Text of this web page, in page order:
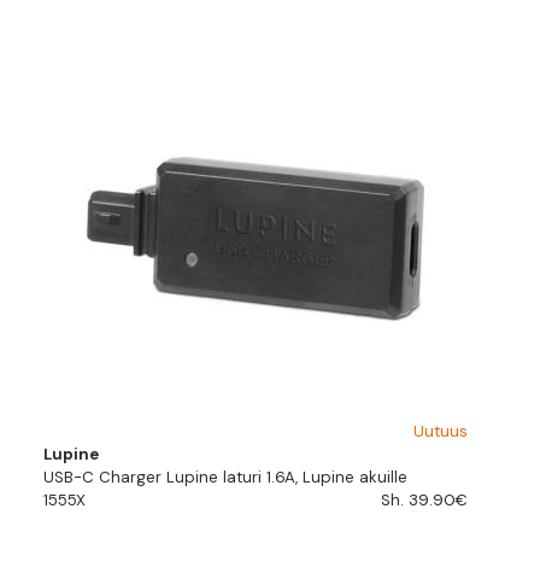
Uutuus
Lupine
USB-C Charger Lupine laturi 1.6A, Lupine akuille
1555X
Sh. 39.90€